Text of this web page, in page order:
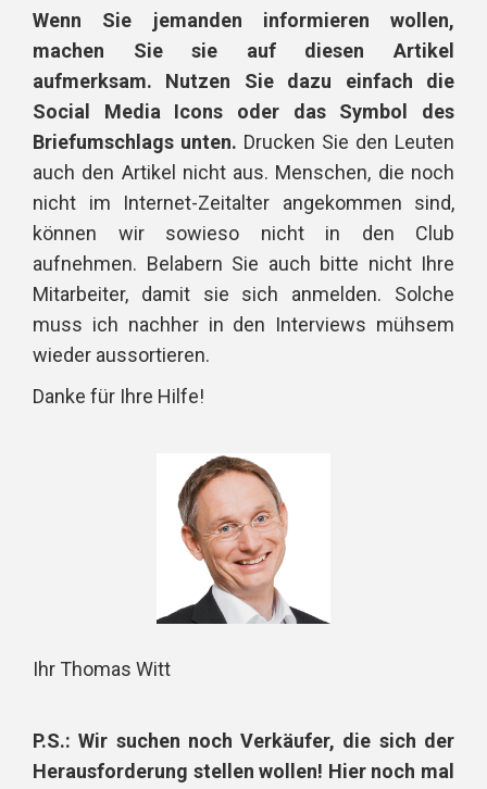
Wenn Sie jemanden informieren wollen,
machen Sie sie auf diesen Artikel
aufmerksam. Nutzen Sie dazu einfach die
Social Media Icons oder das Symbol des
Briefumschlags unten. Drucken Sie den Leuten
auch den Artikel nicht aus. Menschen, die noch
nicht im Internet-Zeitalter angekommen sind,
können wir sowieso nicht in den Club
aufnehmen. Belabern Sie auch bitte nicht Ihre
Mitarbeiter, damit sie sich anmelden. Solche
muss ich nachher in den Interviews mühsem
wieder aussortieren.
Danke für Ihre Hilfe!
Ihr Thomas Witt
P.S.: Wir suchen noch Verkäufer, die sich der
Herausforderung stellen wollen! Hier noch mal